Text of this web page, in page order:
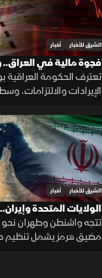
الشرق للأخبار أخبار
فجوة مالية في
حلول لضمان الرواتب
تعترف الحكومة العراقية
الإيرادات والالتزامات،
لتمويل الإنفاق العام،
تداعيات تأخير الرواتب
الشرق للأخبار أخبار
الولايات المتحدة
هرمز
تتجه واشنطن وطهران
مضيق هرمز يشمل تنظيم
الألغام، واستئناف